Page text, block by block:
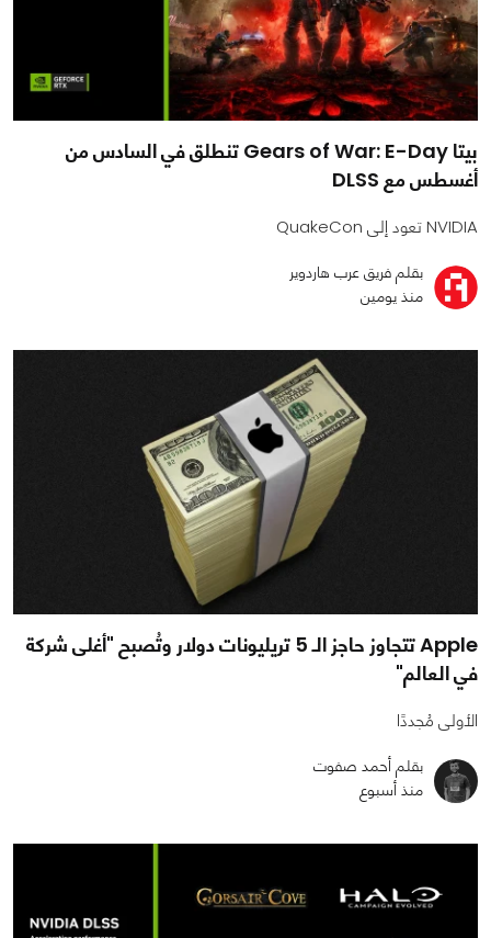
بيتا Gears of War: E-Day تنطلق في السادس من
أغسطس مع DLSS
NVIDIA تعود إلى QuakeCon
بقلم فريق عرب هاردوير
منذ يومين
Apple تتجاوز حاجز الـ 5 تريليونات دولار وتُصبح "أغلى شركة
في العالم"
الأولى مُجددًا
بقلم أحمد صفوت
منذ أسبوع